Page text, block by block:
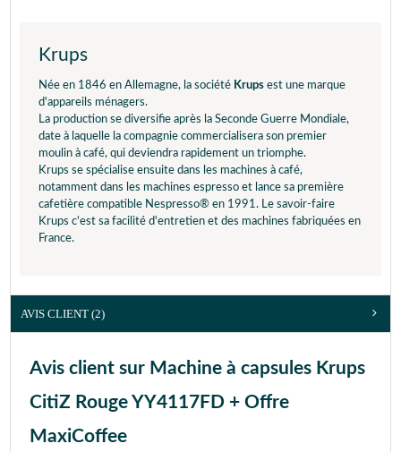
Krups
Née en 1846 en Allemagne, la société Krups est une marque
d'appareils ménagers.
La production se diversifie après la Seconde Guerre Mondiale,
date à laquelle la compagnie commercialisera son premier
moulin à café, qui deviendra rapidement un triomphe.
Krups se spécialise ensuite dans les machines à café,
notamment dans les machines espresso et lance sa première
cafetière compatible Nespresso® en 1991. Le savoir-faire
Krups c'est sa facilité d'entretien et des machines fabriquées en
France.
AVIS CLIENT (2)
Avis client sur Machine à capsules Krups
CitiZ Rouge YY4117FD + Offre
MaxiCoffee